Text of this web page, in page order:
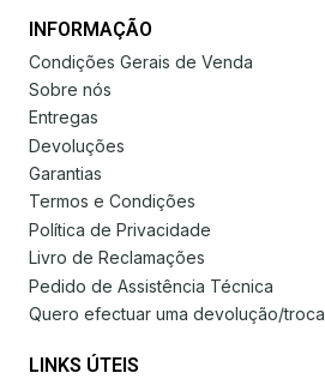
INFORMAÇÃO
Condições Gerais de Venda
Sobre nós
Entregas
Devoluções
Garantias
Termos e Condições
Política de Privacidade
Livro de Reclamações
Pedido de Assistência Técnica
Quero efectuar uma devolução/troca
LINKS ÚTEIS